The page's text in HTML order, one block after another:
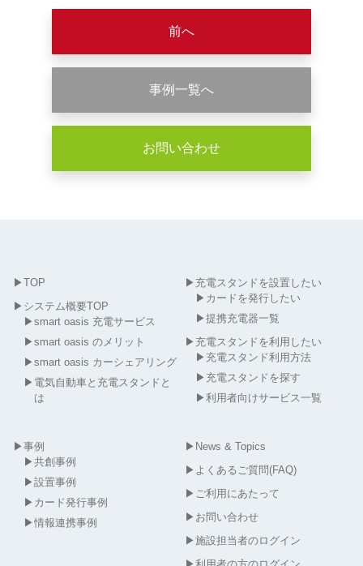
前へ
事例一覧へ
お問い合わせ
▶TOP
▶ システム概要TOP
▶ smart oasis 充電サービス
▶ smart oasis のメリット
▶ smart oasis カーシェアリング
▶ 電気自動車と充電スタンドと
は
▶ 充電スタンドを設置したい
▶ カードを発行したい
▶提携充電器一覧
▶ 充電スタンドを利用したい
▶ 充電スタンド利用方法
▶ 充電スタンドを探す
▶利用者向けサービス一覧
▶事例
▶ 共創事例
▶ 設置事例
▶ カード発行事例
▶ 情報連携事例
▶ News & Topics
▶ よくあるご質問(FAQ)
▶ ご利用にあたって
▶ お問い合わせ
▶施設担当者のログイン